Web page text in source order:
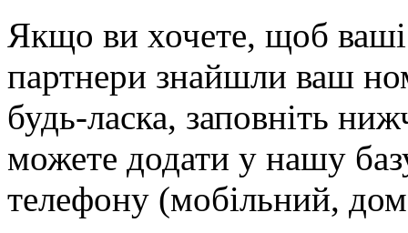
Якщо ви хочете, щоб ваші
партнери знайшли ваш
будь-ласка, заповніть
можете додати у нашу
телефону (мобільний,